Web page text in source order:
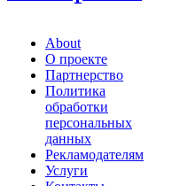
About
О проекте
Партнерство
Политика
обработки
персональных
данных
Рекламодателям
Услуги